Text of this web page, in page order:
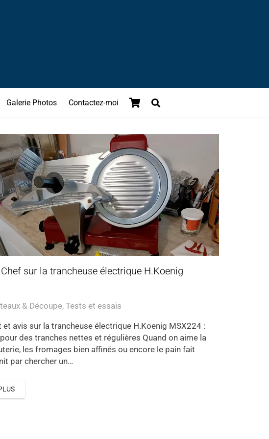
Galerie Photos Contactez-moi
Chef sur la trancheuse électrique H.Koenig
& Découpe,Tests et essais
avis sur la trancheuse électrique H.Koenig MSX224 :
pour des tranches nettes et régulières Quand on aime la
les fromages bien affinés ou encore le pain fait
par chercher un…